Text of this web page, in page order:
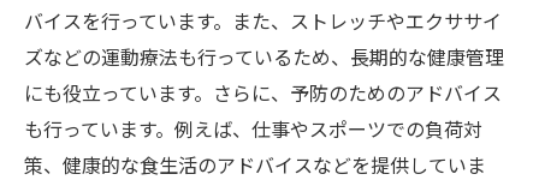
バイスを行っています。また、ストレッチやエクササイ
ズなどの運動療法も行っているため、長期的な健康管理
にも役立っています。さらに、予防のためのアドバイス
も行っています。例えば、仕事やスポーツでの負荷対
策、健康的な食生活のアドバイスなどを提供していま